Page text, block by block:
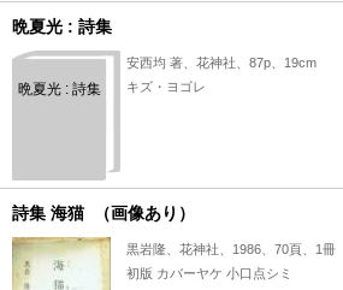
晩夏光 : 詩集
晩夏光 : 詩集
安西均 著、花神社、87p、19cm
キズ・ヨゴレ
詩集 海猫 （画像あり）
黒岩隆、花神社、1986、70頁、1冊
初版 カバーヤケ 小口点シミ